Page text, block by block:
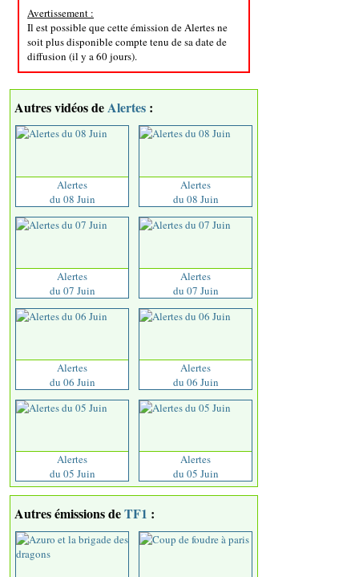
Avertissement :
Il est possible que cette émission de Alertes ne
soit plus disponible compte tenu de sa date de
diffusion (il y a 60 jours).
Autres vidéos deAlertes :
Alertes
du 08 Juin
Alertes
du 08 Juin
Alertes
du 07 Juin
Alertes
du 07 Juin
Alertes
du 06 Juin
Alertes
du 06 Juin
Alertes
du 05 Juin
Alertes
du 05 Juin
Autres émissions deTF1 :